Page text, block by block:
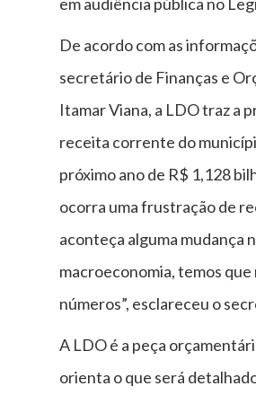
De acordo com as
secretário de Finanças e
Itamar Viana, a LDO traz a
receita corrente do
próximo ano de R$ 1,128
ocorra uma frustração de
aconteça alguma mudança
macroeconomia, temos
números”, esclareceu o
A LDO é a peça
orienta o que será